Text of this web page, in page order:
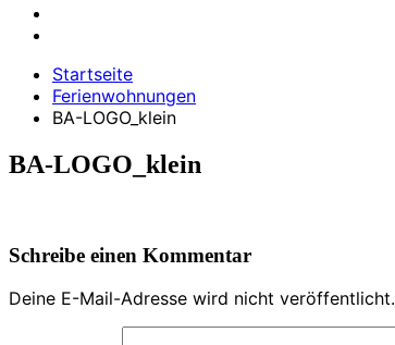
Startseite
Ferienwohnungen
BA-LOGO_klein
BA-LOGO_klein
Schreibe einen Kommentar
Deine E-Mail-Adresse wird nicht veröffentlicht.